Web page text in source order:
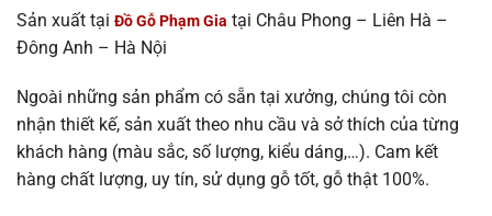
Sản xuất tại Đồ Gỗ Phạm Gia tại Châu Phong – Liên Hà –
Đông Anh – Hà Nội
Ngoài những sản phẩm có sẵn tại xưởng, chúng tôi còn
nhận thiết kế, sản xuất theo nhu cầu và sở thích của từng
khách hàng (màu sắc, số lượng, kiểu dáng,…). Cam kết
hàng chất lượng, uy tín, sử dụng gỗ tốt, gỗ thật 100%.